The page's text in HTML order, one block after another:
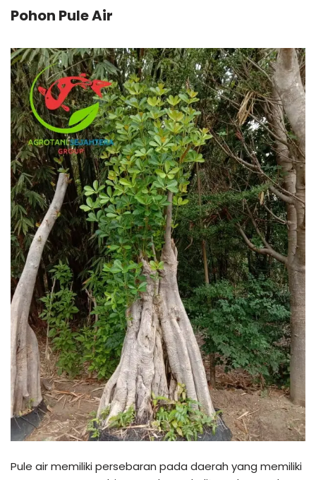
Pohon Pule Air
Pule air memiliki persebaran pada daerah yang memiliki